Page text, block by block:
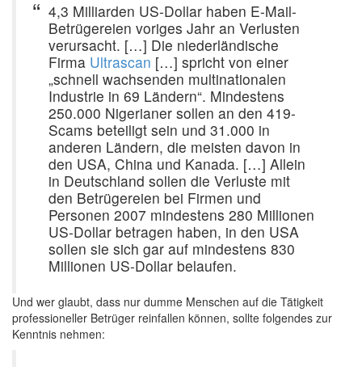
4,3 Milliarden US-Dollar haben E-Mail-
Betrügereien voriges Jahr an Verlusten
verursacht. […] Die niederländische
Firma Ultrascan […] spricht von einer
„schnell wachsenden multinationalen
Industrie in 69 Ländern“. Mindestens
250.000 Nigerianer sollen an den 419-
Scams beteiligt sein und 31.000 in
anderen Ländern, die meisten davon in
den USA, China und Kanada. […] Allein
in Deutschland sollen die Verluste mit
den Betrügereien bei Firmen und
Personen 2007 mindestens 280 Millionen
US-Dollar betragen haben, in den USA
sollen sie sich gar auf mindestens 830
Millionen US-Dollar belaufen.
Und wer glaubt, dass nur dumme Menschen auf die Tätigkeit
professioneller Betrüger reinfallen können, sollte folgendes zur
Kenntnis nehmen: